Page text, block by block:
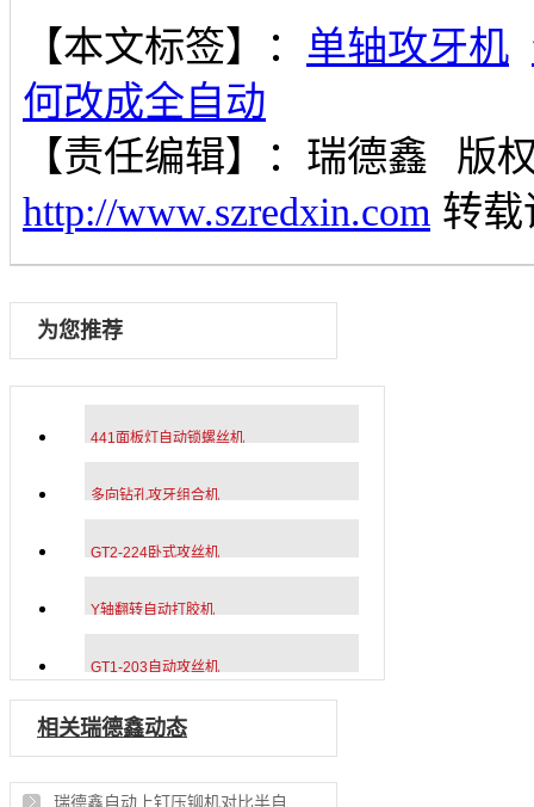
【本文标签】： 单轴攻牙机
何改成全自动
【责任编辑】： 瑞德鑫
版
http://www.szredxin.com 转载
为您推荐
441面板灯自动锁螺丝机
多向钻孔攻牙组合机
GT2-224卧式攻丝机
Y轴翻转自动打胶机
GT1-203自动攻丝机
相关瑞德鑫动态